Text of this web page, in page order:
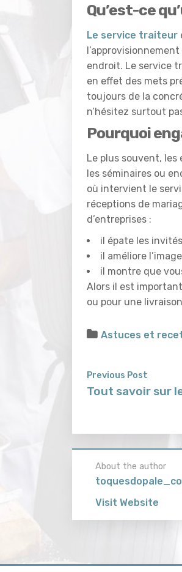
Qu’est-ce
Le service traiteur
endroit. Le service
en effet des mets
toujours de la
n’hésitez surtout
Pourquoi
Le plus souvent, les
les séminaires ou
où intervient le
réceptions de
d’entreprises :
il épate les
il améliore
il montre que
Alors il est
ou pour une
Astuces et
Previous Post
Tout savoir sur
About the author
toquesdopale_co
Visit Website